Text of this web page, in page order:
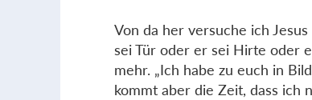
Von da her versuche ich
sei Tür oder er sei Hirte oder
mehr. „Ich habe zu euch in
kommt aber die Zeit, dass ich